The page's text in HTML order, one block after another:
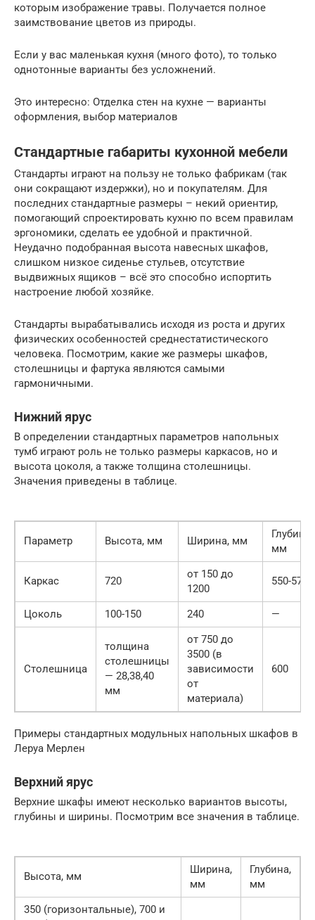
которым изображение травы. Получается полное
заимствование цветов из природы.
Если у вас маленькая кухня (много фото), то только
однотонные варианты без усложнений.
Это интересно: Отделка стен на кухне — варианты
оформления, выбор материалов
Стандартные габариты кухонной мебели
Стандарты играют на пользу не только фабрикам (так
они сокращают издержки), но и покупателям. Для
последних стандартные размеры – некий ориентир,
помогающий спроектировать кухню по всем правилам
эргономики, сделать ее удобной и практичной.
Неудачно подобранная высота навесных шкафов,
слишком низкое сиденье стульев, отсутствие
выдвижных ящиков – всё это способно испортить
настроение любой хозяйке.
Стандарты вырабатывались исходя из роста и других
физических особенностей среднестатистического
человека. Посмотрим, какие же размеры шкафов,
столешницы и фартука являются самыми
гармоничными.
Нижний ярус
В определении стандартных параметров напольных
тумб играют роль не только размеры каркасов, но и
высота цоколя, а также толщина столешницы.
Значения приведены в таблице.
Параметр Высота, мм Ширина, мм
Глубина,
мм
Каркас 720
от 150 до
1200
550-570
Цоколь 100-150 240 —
Столешница
толщина
столешницы
— 28,38,40
мм
от 750 до
3500 (в
зависимости
от
материала)
600
Примеры стандартных модульных напольных шкафов в
Леруа Мерлен
Верхний ярус
Верхние шкафы имеют несколько вариантов высоты,
глубины и ширины. Посмотрим все значения в таблице.
Высота, мм
Ширина,
мм
Глубина,
мм
350 (горизонтальные), 700 и